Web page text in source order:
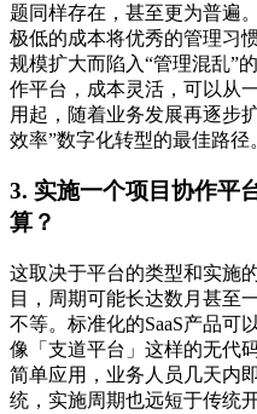
题同样存在，甚至更为普遍
极低的成本将优秀的管理习
规模扩大而陷入“管理混乱”
作平台，成本灵活，可以从
用起，随着业务发展再逐步
效率”数字化转型的最佳路径
3. 实施一个项目协作平
算？
这取决于平台的类型和实施
目，周期可能长达数月甚至
不等。标准化的SaaS产品可
像「支道平台」这样的无代
简单应用，业务人员几天内
统，实施周期也远短于传统